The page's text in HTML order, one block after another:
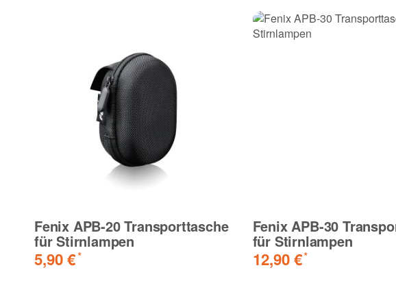
Fenix APB-20 Transporttasche
für Stirnlampen
5,90 €*
Fenix APB-30
für Stirnlampen
12,90 €*